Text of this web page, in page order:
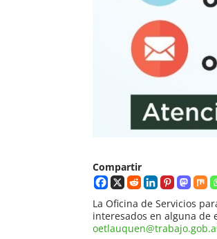
Compartir
La Oficina de Servicios
interesados en alguna de